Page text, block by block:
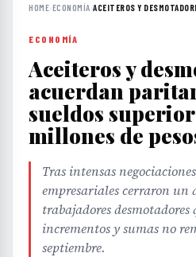
HOME›ECONOMÍA›ACEITEROS Y
ECONOMÍA
Aceiteros y
acuerdan
sueldos
millones de
Tras intensas
empresariales cerraron
trabajadores
incrementos y sumas no
septiembre.